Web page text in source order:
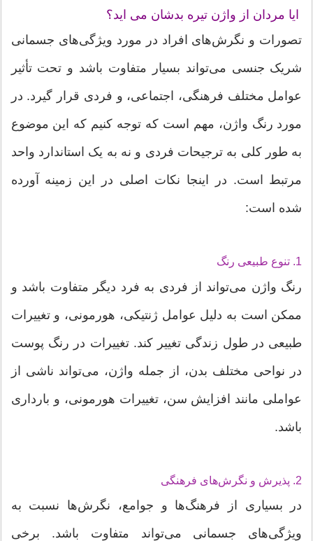
ایا مردان از واژن تیره بدشان می اید؟
تصورات و نگرش‌های افراد در مورد ویژگی‌های جسمانی
شریک جنسی می‌تواند بسیار متفاوت باشد و تحت تأثیر
عوامل مختلف فرهنگی، اجتماعی، و فردی قرار گیرد. در
مورد رنگ واژن، مهم است که توجه کنیم که این موضوع
به طور کلی به ترجیحات فردی و نه به یک استاندارد واحد
مرتبط است. در اینجا نکات اصلی در این زمینه آورده
شده است:
1. تنوع طبیعی رنگ
رنگ واژن می‌تواند از فردی به فرد دیگر متفاوت باشد و
ممکن است به دلیل عوامل ژنتیکی، هورمونی، و تغییرات
طبیعی در طول زندگی تغییر کند. تغییرات در رنگ پوست
در نواحی مختلف بدن، از جمله واژن، می‌تواند ناشی از
عواملی مانند افزایش سن، تغییرات هورمونی، و بارداری
باشد.
2. پذیرش و نگرش‌های فرهنگی
در بسیاری از فرهنگ‌ها و جوامع، نگرش‌ها نسبت به
ویژگی‌های جسمانی می‌تواند متفاوت باشد. برخی